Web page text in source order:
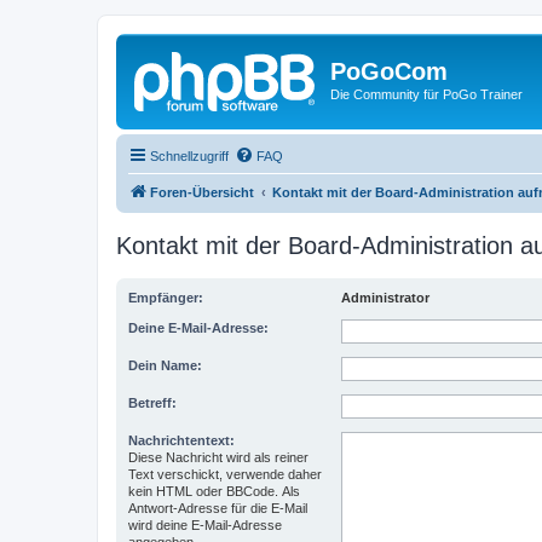
PoGoCom
Die Community für PoGo Trainer
Schnellzugriff FAQ
Foren-Übersicht Kontakt mit der Board-Administration
Kontakt mit der Board-Administration
Empfänger: Administrator
Deine E-Mail-Adresse:
Dein Name:
Betreff:
Nachrichtentext:
Diese Nachricht wird als reiner
Text verschickt, verwende daher
kein HTML oder BBCode. Als
Antwort-Adresse für die E-Mail
wird deine E-Mail-Adresse